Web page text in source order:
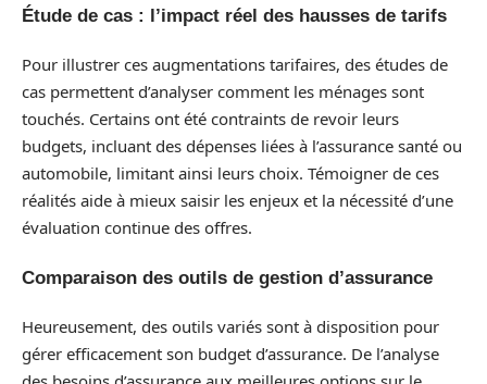
Étude de cas : l’impact réel des hausses de tarifs
Pour illustrer ces augmentations tarifaires, des études de
cas permettent d’analyser comment les ménages sont
touchés. Certains ont été contraints de revoir leurs
budgets, incluant des dépenses liées à l’assurance santé ou
automobile, limitant ainsi leurs choix. Témoigner de ces
réalités aide à mieux saisir les enjeux et la nécessité d’une
évaluation continue des offres.
Comparaison des outils de gestion d’assurance
Heureusement, des outils variés sont à disposition pour
gérer efficacement son budget d’assurance. De l’analyse